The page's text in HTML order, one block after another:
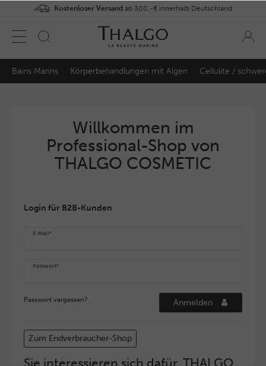
Kostenloser Versand ab 300,-€ innerhalb Deutschland
Bains Marins Körperbehandlungen mit Algen Cellulite /
Willkommen im
Professional-Shop von
THALGO COSMETIC
Login für B2B-Kunden
E-Mail*
Passwort*
Passwort vergessen? Anmelden
Zum Endverbraucher-Shop
Sie interessieren sich dafür, THALGO